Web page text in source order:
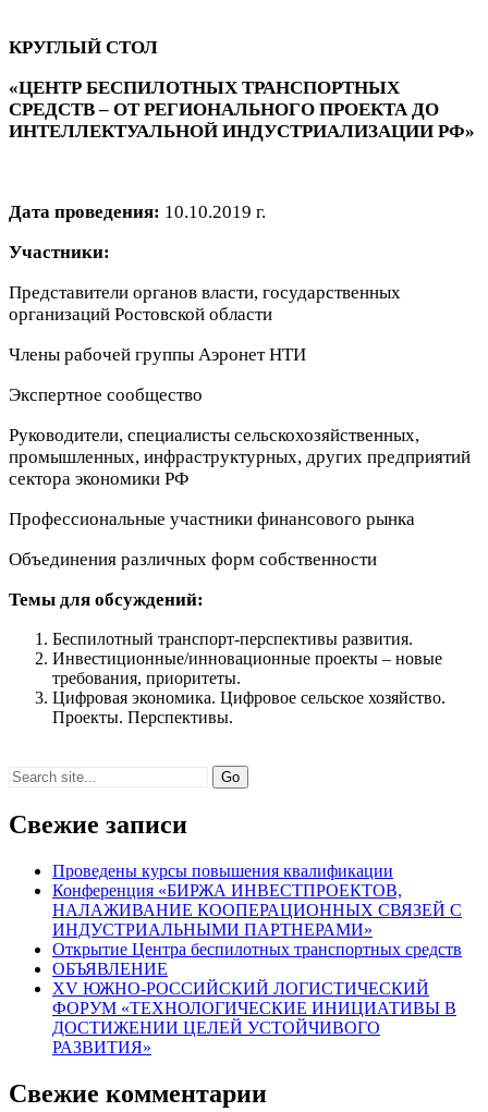
КРУГЛЫЙ СТОЛ
«ЦЕНТР БЕСПИЛОТНЫХ ТРАНСПОРТНЫХ
СРЕДСТВ – ОТ РЕГИОНАЛЬНОГО ПРОЕКТА ДО
ИНТЕЛЛЕКТУАЛЬНОЙ ИНДУСТРИАЛИЗАЦИИ РФ»
Дата проведения: 10.10.2019 г.
Участники:
Представители органов власти, государственных
организаций Ростовской области
Члены рабочей группы Аэронет НТИ
Экспертное сообщество
Руководители, специалисты сельскохозяйственных,
промышленных, инфраструктурных, других предприятий
сектора экономики РФ
Профессиональные участники финансового рынка
Объединения различных форм собственности
Темы для обсуждений:
Беспилотный транспорт-перспективы развития.
Инвестиционные/инновационные проекты – новые
требования, приоритеты.
Цифровая экономика. Цифровое сельское хозяйство.
Проекты. Перспективы.
Search
Свежие записи
Проведены курсы повышения квалификации
Конференция «БИРЖА ИНВЕСТПРОЕКТОВ,
НАЛАЖИВАНИЕ КООПЕРАЦИОННЫХ СВЯЗЕЙ С
ИНДУСТРИАЛЬНЫМИ ПАРТНЕРАМИ»
Открытие Центра беспилотных транспортных средств
ОБЪЯВЛЕНИЕ
XV ЮЖНО-РОССИЙСКИЙ ЛОГИСТИЧЕСКИЙ
ФОРУМ «ТЕХНОЛОГИЧЕСКИЕ ИНИЦИАТИВЫ В
ДОСТИЖЕНИИ ЦЕЛЕЙ УСТОЙЧИВОГО
РАЗВИТИЯ»
Свежие комментарии